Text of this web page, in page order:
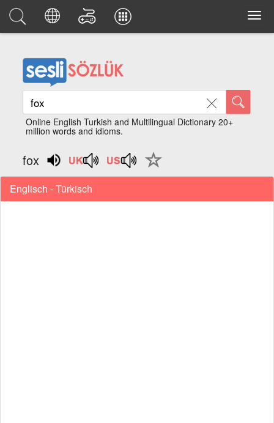
Online English Turkish and Multilingual Dictionary 20+
million words and idioms.
fox
Englisch - Türkisch